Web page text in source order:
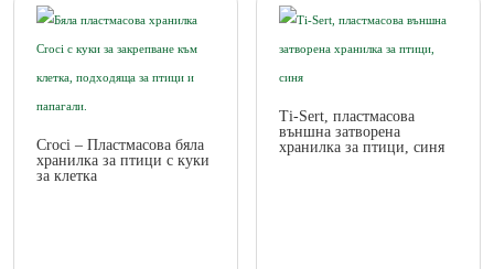
Croci – Пластмасова бяла
хранилка за птици с куки
за клетка
Ti-Sert, пластмасова
външна затворена
хранилка за птици, синя